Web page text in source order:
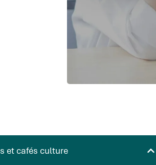
et cafés culture